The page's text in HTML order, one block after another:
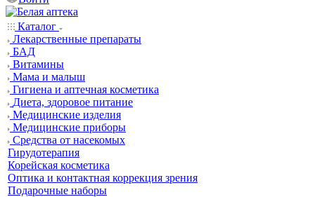
Каталог
Лекарственные препараты
БАД
Витамины
Мама и малыш
Гигиена и аптечная косметика
Диета, здоровое питание
Медицинские изделия
Медицинские приборы
Средства от насекомых
Гирудотерапия
Корейская косметика
Оптика и контактная коррекция зрения
Подарочные наборы